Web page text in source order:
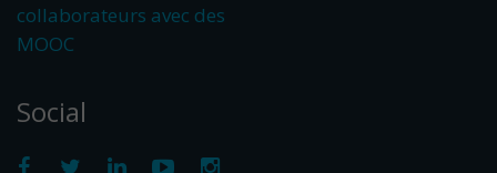
collaborateurs avec des
MOOC
Social